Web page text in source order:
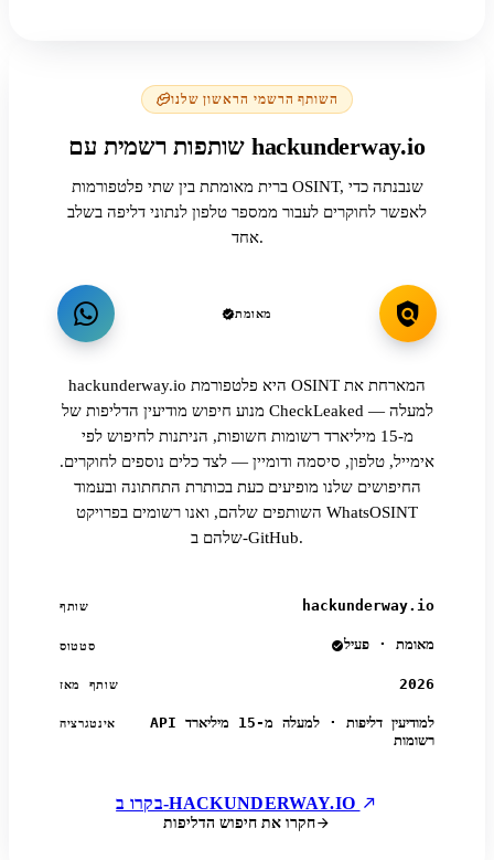
השותף הרשמי הראשון שלנו
שותפות רשמית עם hackunderway.io
ברית מאומתת בין שתי פלטפורמות OSINT, שנבנתה כדי
לאפשר לחוקרים לעבור ממספר טלפון לנתוני דליפה בשלב
אחד.
מאומת
hackunderway.io היא פלטפורמת OSINT המארחת את
מנוע חיפוש מודיעין הדליפות של CheckLeaked — למעלה
מ-15 מיליארד רשומות חשופות, הניתנות לחיפוש לפי
אימייל, טלפון, סיסמה ודומיין — לצד כלים נוספים לחוקרים.
החיפושים שלנו מופיעים כעת בכותרת התחתונה ובעמוד
השותפים שלהם, ואנו רשומים בפרויקט WhatsOSINT
שלהם ב-GitHub.
שותף hackunderway.io
סטטוס מאומת · פעיל
שותף מאז 2026
אינטגרציה
API למודיעין דליפות · למעלה מ-15 מיליארד
רשומות
בקרו ב-HACKUNDERWAY.IO
חקרו את חיפוש הדליפות